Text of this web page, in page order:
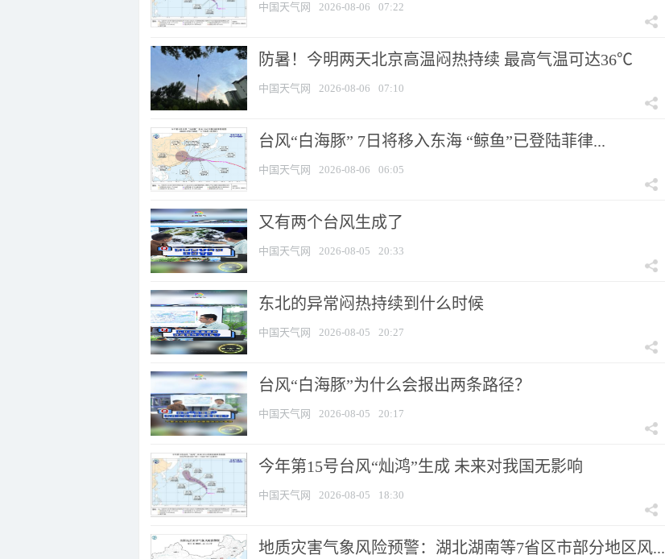
中国天气网 2026-08-06 07:22
防暑！今明两天北京高温闷热持续 最高气温可达36℃
中国天气网 2026-08-06 07:10
台风“白海豚” 7日将移入东海 “鲸鱼”已登陆菲律...
中国天气网 2026-08-06 06:05
又有两个台风生成了
中国天气网 2026-08-05 20:33
东北的异常闷热持续到什么时候
中国天气网 2026-08-05 20:27
台风“白海豚”为什么会报出两条路径？
中国天气网 2026-08-05 20:17
今年第15号台风“灿鸿”生成 未来对我国无影响
中国天气网 2026-08-05 18:30
地质灾害气象风险预警：湖北湖南等7省区市部分地区风...